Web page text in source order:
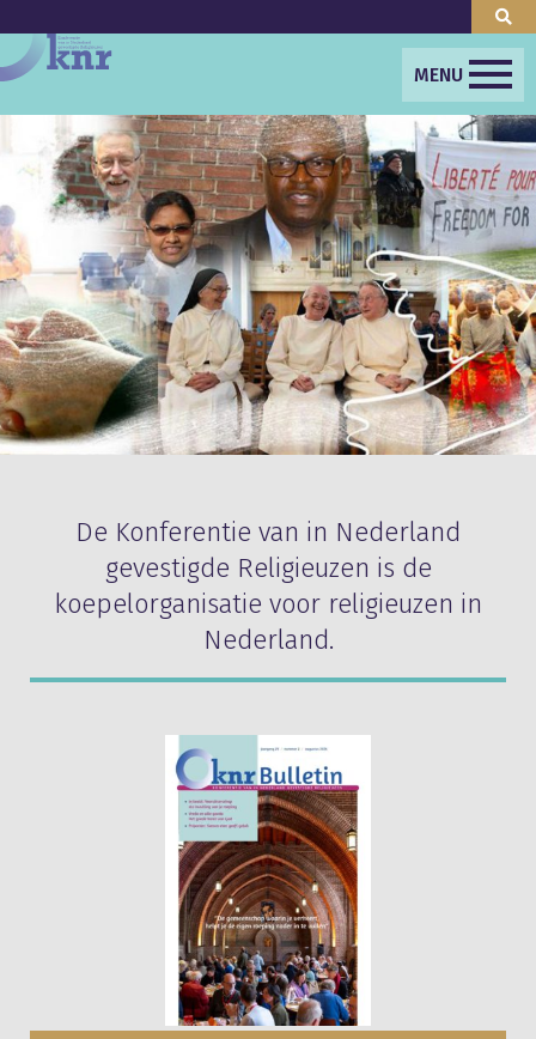
MENU
De Konferentie van in Nederland
gevestigde Religieuzen is de
koepelorganisatie voor religieuzen in
Nederland.